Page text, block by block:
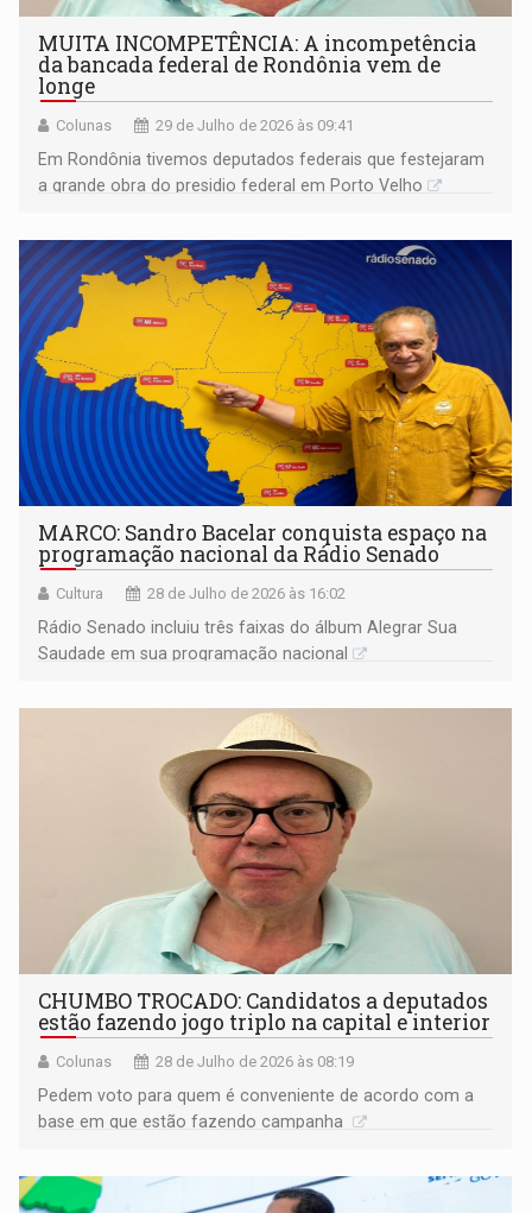
MUITA INCOMPETÊNCIA: A incompetência
da bancada federal de Rondônia vem de
longe
Colunas 29 de Julho de 2026 às 09:41
Em Rondônia tivemos deputados federais que festejaram
a grande obra do presidio federal em Porto Velho
MARCO: Sandro Bacelar conquista espaço na
programação nacional da Rádio Senado
Cultura 28 de Julho de 2026 às 16:02
Rádio Senado incluiu três faixas do álbum Alegrar Sua
Saudade em sua programação nacional
CHUMBO TROCADO: Candidatos a deputados
estão fazendo jogo triplo na capital e interior
Colunas 28 de Julho de 2026 às 08:19
Pedem voto para quem é conveniente de acordo com a
base em que estão fazendo campanha